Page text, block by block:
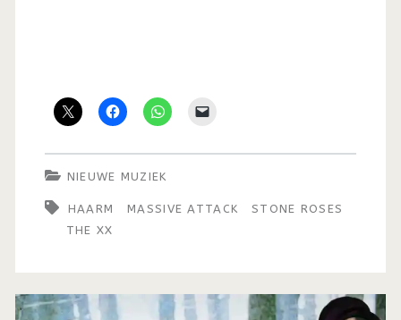
NIEUWE MUZIEK
HAARM MASSIVE ATTACK
STONE ROSES
THE XX